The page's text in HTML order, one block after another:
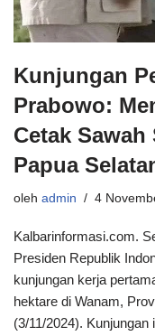
Kunjungan
Prabowo:
Cetak Sawah
Papua
oleh admin 4
Kalbarinformasi.com.
Presiden Republik
kunjungan kerja
hektare di Wanam,
(3/11/2024).